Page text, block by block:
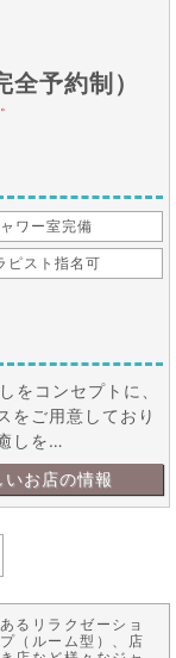
予約制）
ワー室完備
ピスト指名可
いお店の情報
をコンセプトに、
をご用意しており
しを…
るリラクゼーショ
（ルーム型）、店